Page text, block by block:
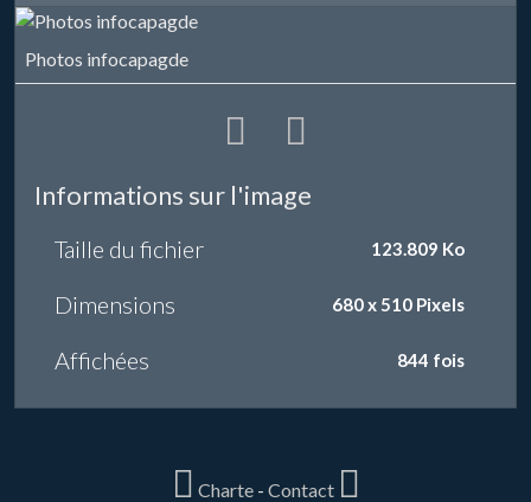
Photos infocapagde
Informations sur l'image
Taille du fichier 123.809 Ko
Dimensions 680 x 510 Pixels
Affichées 844 fois
Charte- Contact